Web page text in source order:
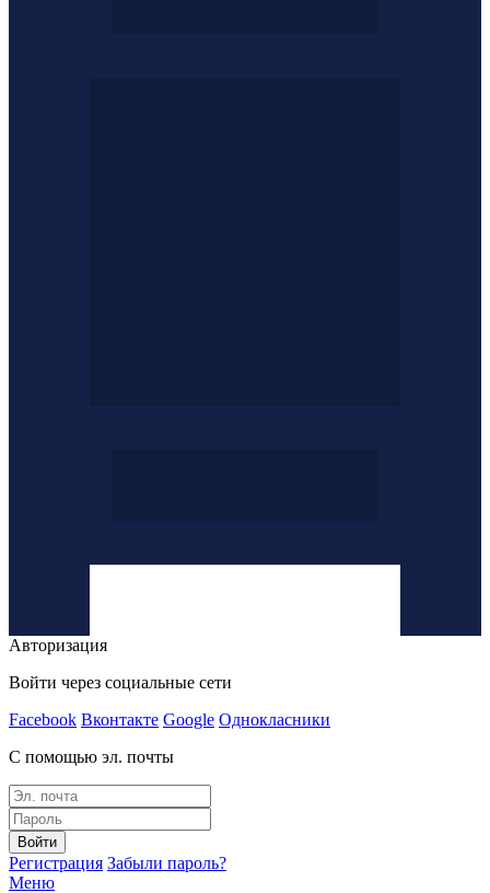
Авторизация
Войти через социальные сети
Facebook Вконтакте Google Однокласники
С помощью эл. почты
Войти
Регистрация Забыли пароль?
Меню